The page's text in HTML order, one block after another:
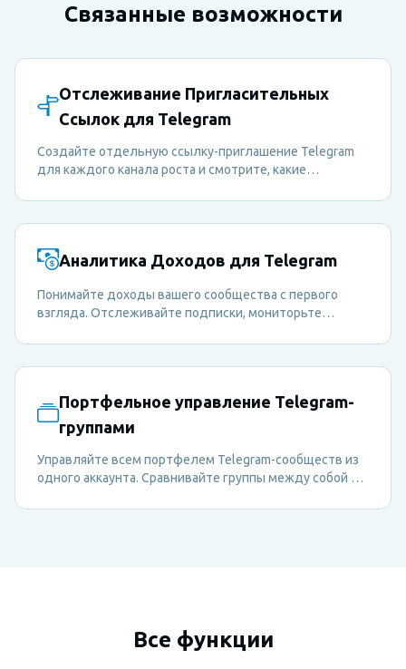
Связанные возможности
Отслеживание Пригласительных
Ссылок для Telegram
Создайте отдельную ссылку-приглашение Telegram
для каждого канала роста и смотрите, какие
вашу группу.
Аналитика Доходов для Telegram
Понимайте доходы вашего сообщества с первого
взгляда. Отслеживайте подписки, мониторьте
монетизации на основе данных — всё из панели
управления Metricgram.
Портфельное управление Telegram-
группами
Управляйте всем портфелем Telegram-сообществ из
одного аккаунта. Сравнивайте группы между собой и
Все функции